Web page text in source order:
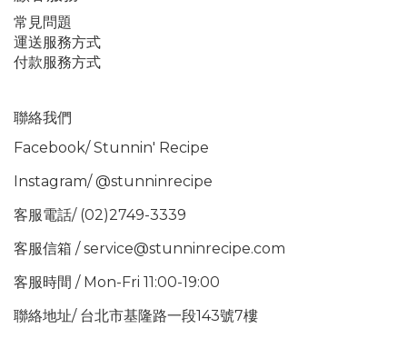
常見問題
運送服務方式
付款服務方式
聯絡我們
Facebook/Stunnin' Recipe
Instagram/@stunninrecipe
客服電話/ (02)2749-3339
客服信箱 / service@stunninrecipe.com
客服時間 / Mon-Fri 11:00-19:00
聯絡地址/ 台北市基隆路一段143號7樓